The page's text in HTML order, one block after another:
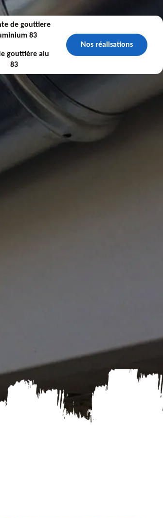
de gouttiere
83
gouttière alu
83
Nos réalisations